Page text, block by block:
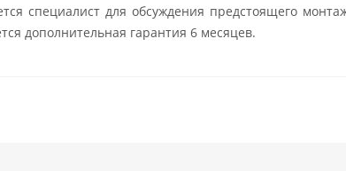
специалист для обсуждения предстоящего
дополнительная гарантия 6 месяцев.